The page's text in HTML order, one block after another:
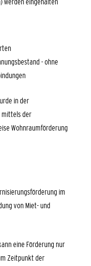
- ohne
in der
mittels der
Wohnraumförderung
im
von Miet- und
eine Förderung nur
Zeitpunkt der